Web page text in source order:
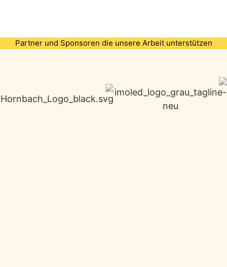
Partner und Sponsoren die unsere Arbeit unterstützen